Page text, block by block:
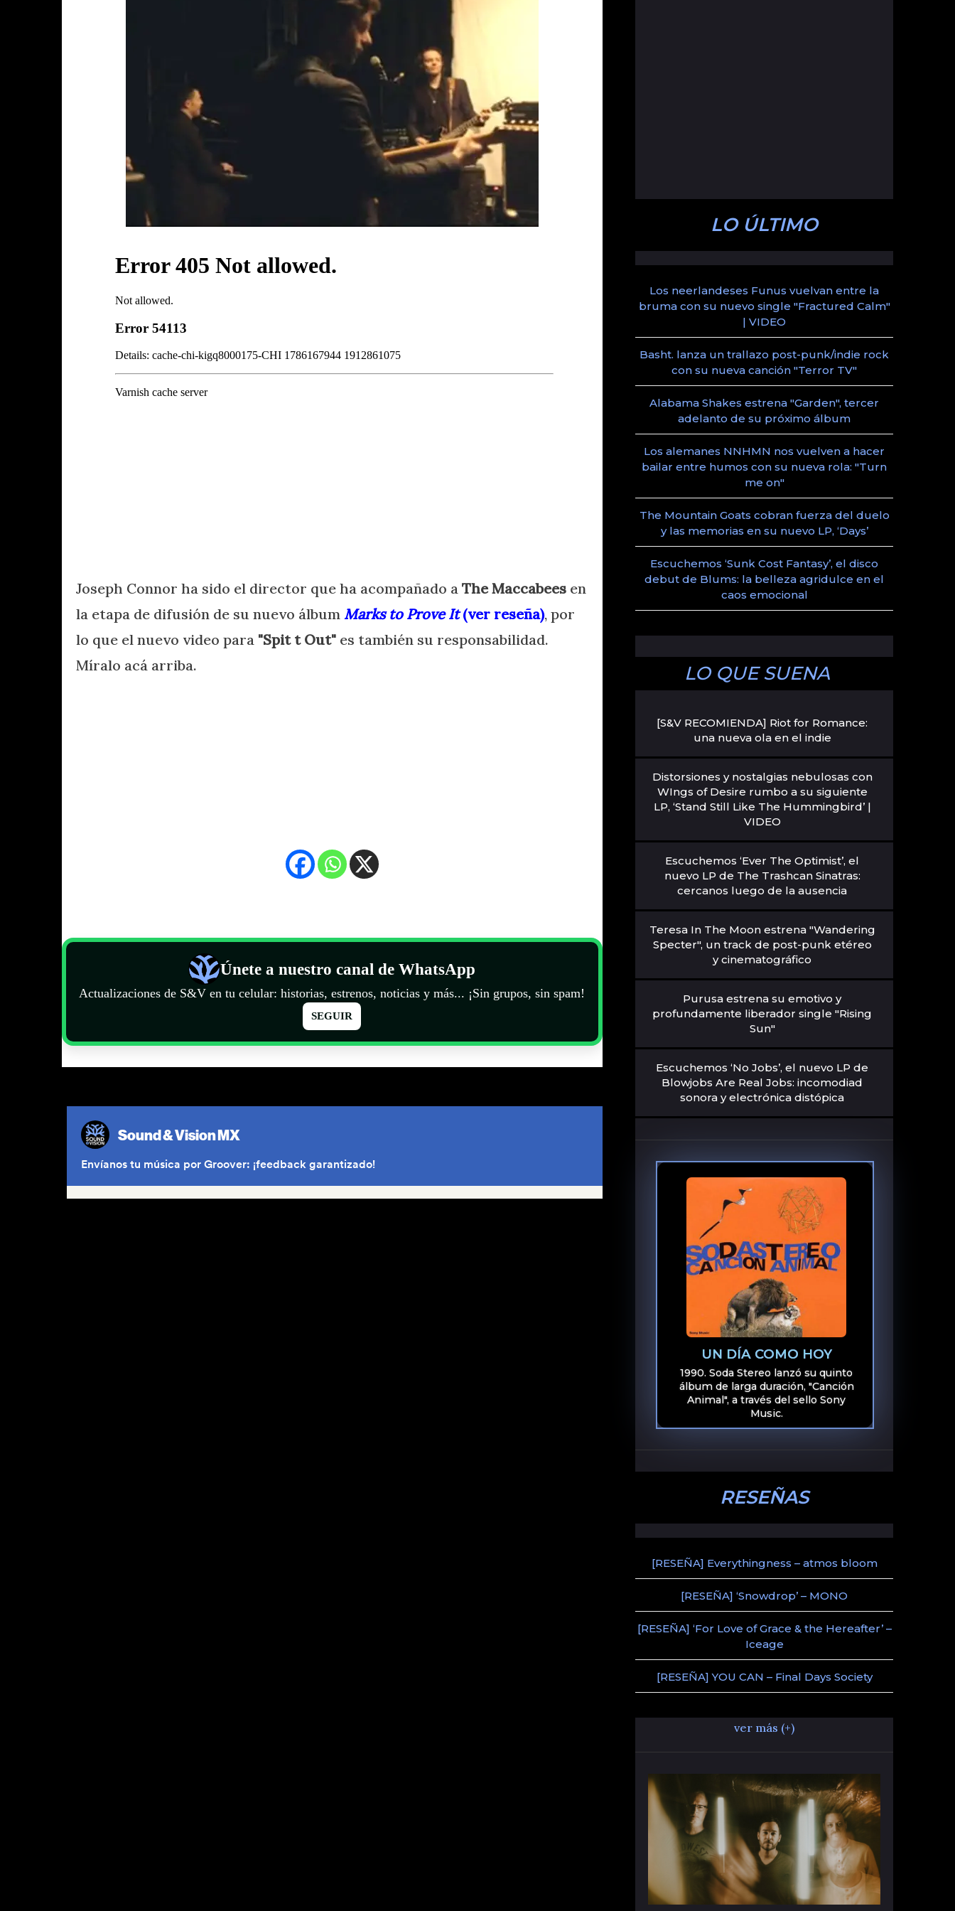
Joseph Connor ha sido el director que ha acompañado a The Maccabees en
la etapa de difusión de su nuevo álbum Marks to Prove It(ver reseña), por
lo que el nuevo video para "Spit t Out" es también su responsabilidad.
Míralo acá arriba.
Únete a nuestro canal de WhatsApp
Actualizaciones de S&V en tu celular: historias, estrenos, noticias y más... ¡Sin grupos, sin spam!
SEGUIR
LO ÚLTIMO
Los neerlandeses Funus vuelvan entre la
bruma con su nuevo single "Fractured Calm"
| VIDEO
Basht. lanza un trallazo post-punk/indie rock
con su nueva canción "Terror TV"
Alabama Shakes estrena "Garden", tercer
adelanto de su próximo álbum
Los alemanes NNHMN nos vuelven a hacer
bailar entre humos con su nueva rola: "Turn
me on"
The Mountain Goats cobran fuerza del duelo
y las memorias en su nuevo LP, ‘Days’
Escuchemos ‘Sunk Cost Fantasy’, el disco
debut de Blums: la belleza agridulce en el
caos emocional
LO QUE SUENA
[S&V RECOMIENDA] Riot for Romance:
una nueva ola en el indie
Distorsiones y nostalgias nebulosas con
WIngs of Desire rumbo a su siguiente
LP, ‘Stand Still Like The Hummingbird’ |
VIDEO
Escuchemos ‘Ever The Optimist’, el
nuevo LP de The Trashcan Sinatras:
cercanos luego de la ausencia
Teresa In The Moon estrena "Wandering
Specter", un track de post-punk etéreo
y cinematográfico
Purusa estrena su emotivo y
profundamente liberador single "Rising
Sun"
Escuchemos ‘No Jobs’, el nuevo LP de
Blowjobs Are Real Jobs: incomodiad
sonora y electrónica distópica
UN DÍA COMO HOY
1990. Soda Stereo lanzó su quinto
álbum de larga duración, "Canción
Animal", a través del sello Sony
Music.
RESEÑAS
[RESEÑA] Everythingness – atmos bloom
[RESEÑA] ‘Snowdrop’ – MONO
[RESEÑA] ‘For Love of Grace & the Hereafter’ –
Iceage
[RESEÑA] YOU CAN – Final Days Society
ver más (+)